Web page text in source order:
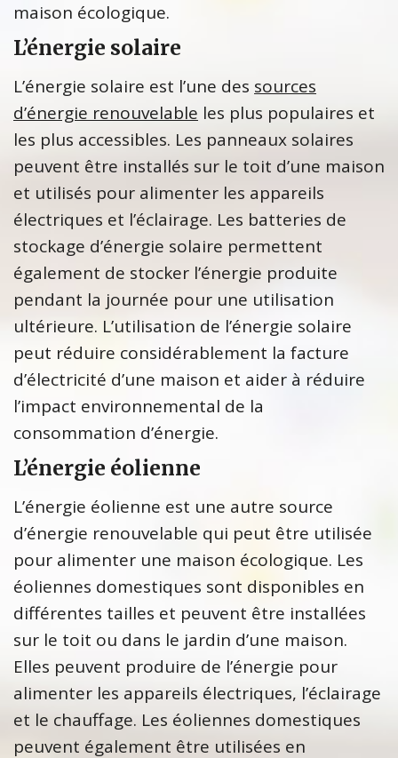
maison écologique.
L’énergie solaire
L’énergie solaire est l’une des sources
d’énergie renouvelable les plus populaires et
les plus accessibles. Les panneaux solaires
peuvent être installés sur le toit d’une maison
et utilisés pour alimenter les appareils
électriques et l’éclairage. Les batteries de
stockage d’énergie solaire permettent
également de stocker l’énergie produite
pendant la journée pour une utilisation
ultérieure. L’utilisation de l’énergie solaire
peut réduire considérablement la facture
d’électricité d’une maison et aider à réduire
l’impact environnemental de la
consommation d’énergie.
L’énergie éolienne
L’énergie éolienne est une autre source
d’énergie renouvelable qui peut être utilisée
pour alimenter une maison écologique. Les
éoliennes domestiques sont disponibles en
différentes tailles et peuvent être installées
sur le toit ou dans le jardin d’une maison.
Elles peuvent produire de l’énergie pour
alimenter les appareils électriques, l’éclairage
et le chauffage. Les éoliennes domestiques
peuvent également être utilisées en